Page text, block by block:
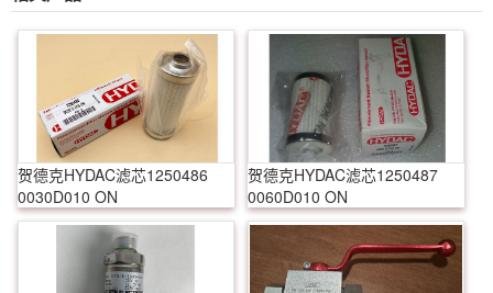
贺德克HYDAC滤芯1250486
0030D010 ON
贺德克HYDAC滤芯1250487
0060D010 ON